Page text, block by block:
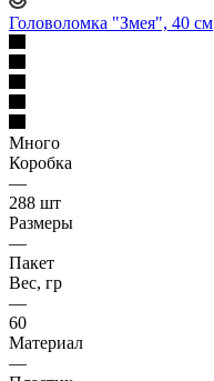
Головоломка "Змея", 40 см
Много
Коробка
—
288 шт
Размеры
—
Пакет
Вес, гр
—
60
Материал
—